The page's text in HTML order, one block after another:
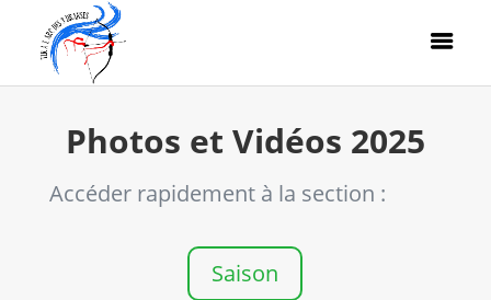
Photos et Vidéos 2025
Accéder rapidement à la section :
Saison